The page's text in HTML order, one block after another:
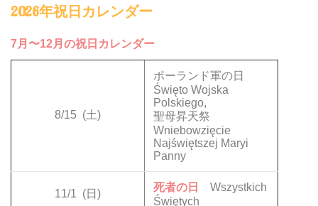
2026年祝日カレンダー
7月〜12月の祝日カレンダー
8/15 (土)
ポーランド軍の日
Święto Wojska
Polskiego,
聖母昇天祭
Wniebowzięcie
Najświętszej Maryi
Panny
11/1 (日)
死者の日
Wszystkich
Świętych